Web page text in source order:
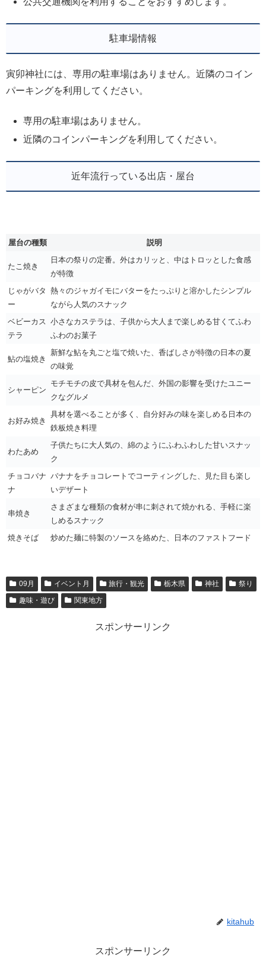
駐車場情報
寅卯神社には、専用の駐車場はありません。近隣のコイン
パーキングを利用してください。
専用の駐車場はありません。
近隣のコインパーキングを利用してください。
近年流行っている出店・屋台
屋台の種類 説明
たこ焼き
日本の祭りの定番。外はカリッと、中はトロッとした食感
が特徴
じゃがバタ
ー
熱々のジャガイモにバターをたっぷりと溶かしたシンプル
ながら人気のスナック
ベビーカス
テラ
小さなカステラは、子供から大人まで楽しめる甘くてふわ
ふわのお菓子
鮎の塩焼き
新鮮な鮎を丸ごと塩で焼いた、香ばしさが特徴の日本の夏
の味覚
シャーピン
モチモチの皮で具材を包んだ、外国の影響を受けたユニー
クなグルメ
お好み焼き
具材を選べることが多く、自分好みの味を楽しめる日本の
鉄板焼き料理
わたあめ
子供たちに大人気の、綿のようにふわふわした甘いスナッ
ク
チョコバナ
ナ
バナナをチョコレートでコーティングした、見た目も楽し
いデザート
串焼き
さまざまな種類の食材が串に刺されて焼かれる、手軽に楽
しめるスナック
焼きそば
炒めた麺に特製のソースを絡めた、日本のファストフード
09月 イベント月 旅行・観光 栃木県 神社
祭り
趣味・遊び
関東地方
スポンサーリンク
kitahub
スポンサーリンク